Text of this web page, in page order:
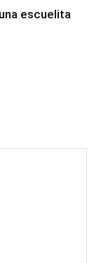
escuelita